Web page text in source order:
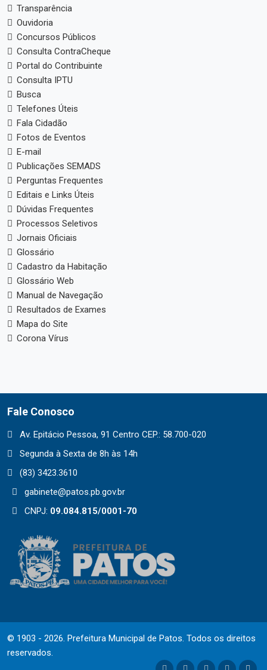
Transparência
Ouvidoria
Concursos Públicos
Consulta ContraCheque
Portal do Contribuinte
Consulta IPTU
Busca
Telefones Úteis
Fala Cidadão
Fotos de Eventos
E-mail
Publicações SEMADS
Perguntas Frequentes
Editais e Links Úteis
Dúvidas Frequentes
Processos Seletivos
Jornais Oficiais
Glossário
Cadastro da Habitação
Glossário Web
Manual de Navegação
Resultados de Exames
Mapa do Site
Corona Vírus
Fale Conosco
Av. Epitácio Pessoa, 91 Centro CEP.: 58.700-020
Segunda à Sexta de 8h às 14h
(83) 3423.3610
gabinete@patos.pb.gov.br
CNPJ: 09.084.815/0001-70
© 1903 - 2026. Prefeitura Municipal de Patos. Todos os direitos
reservados.